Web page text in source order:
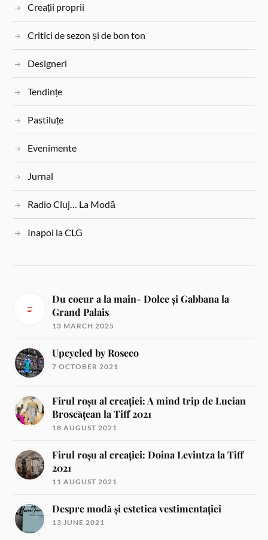
Creații proprii
Critici de sezon și de bon ton
Designeri
Tendințe
Pastiluțe
Evenimente
Jurnal
Radio Cluj… La Modă
Inapoi la CLG
Du coeur a la main- Dolce și Gabbana la
Grand Palais
13 MARCH 2025
Upcycled by Roseco
7 OCTOBER 2021
Firul roșu al creației: A mind trip de Lucian
Broscățean la Tiff 2021
18 AUGUST 2021
Firul roșu al creației: Doina Levintza la Tiff
2021
11 AUGUST 2021
Despre modă și estetica vestimentației
13 JUNE 2021